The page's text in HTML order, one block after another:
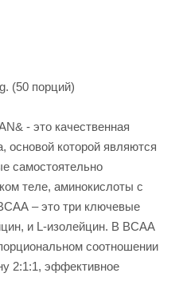
(50 порций)
- это качественная
которой являются
самостоятельно
теле, аминокислоты с
– это три ключевые
и L-изолейцин. В BCAA
соотношении
2:1:1, эффективное